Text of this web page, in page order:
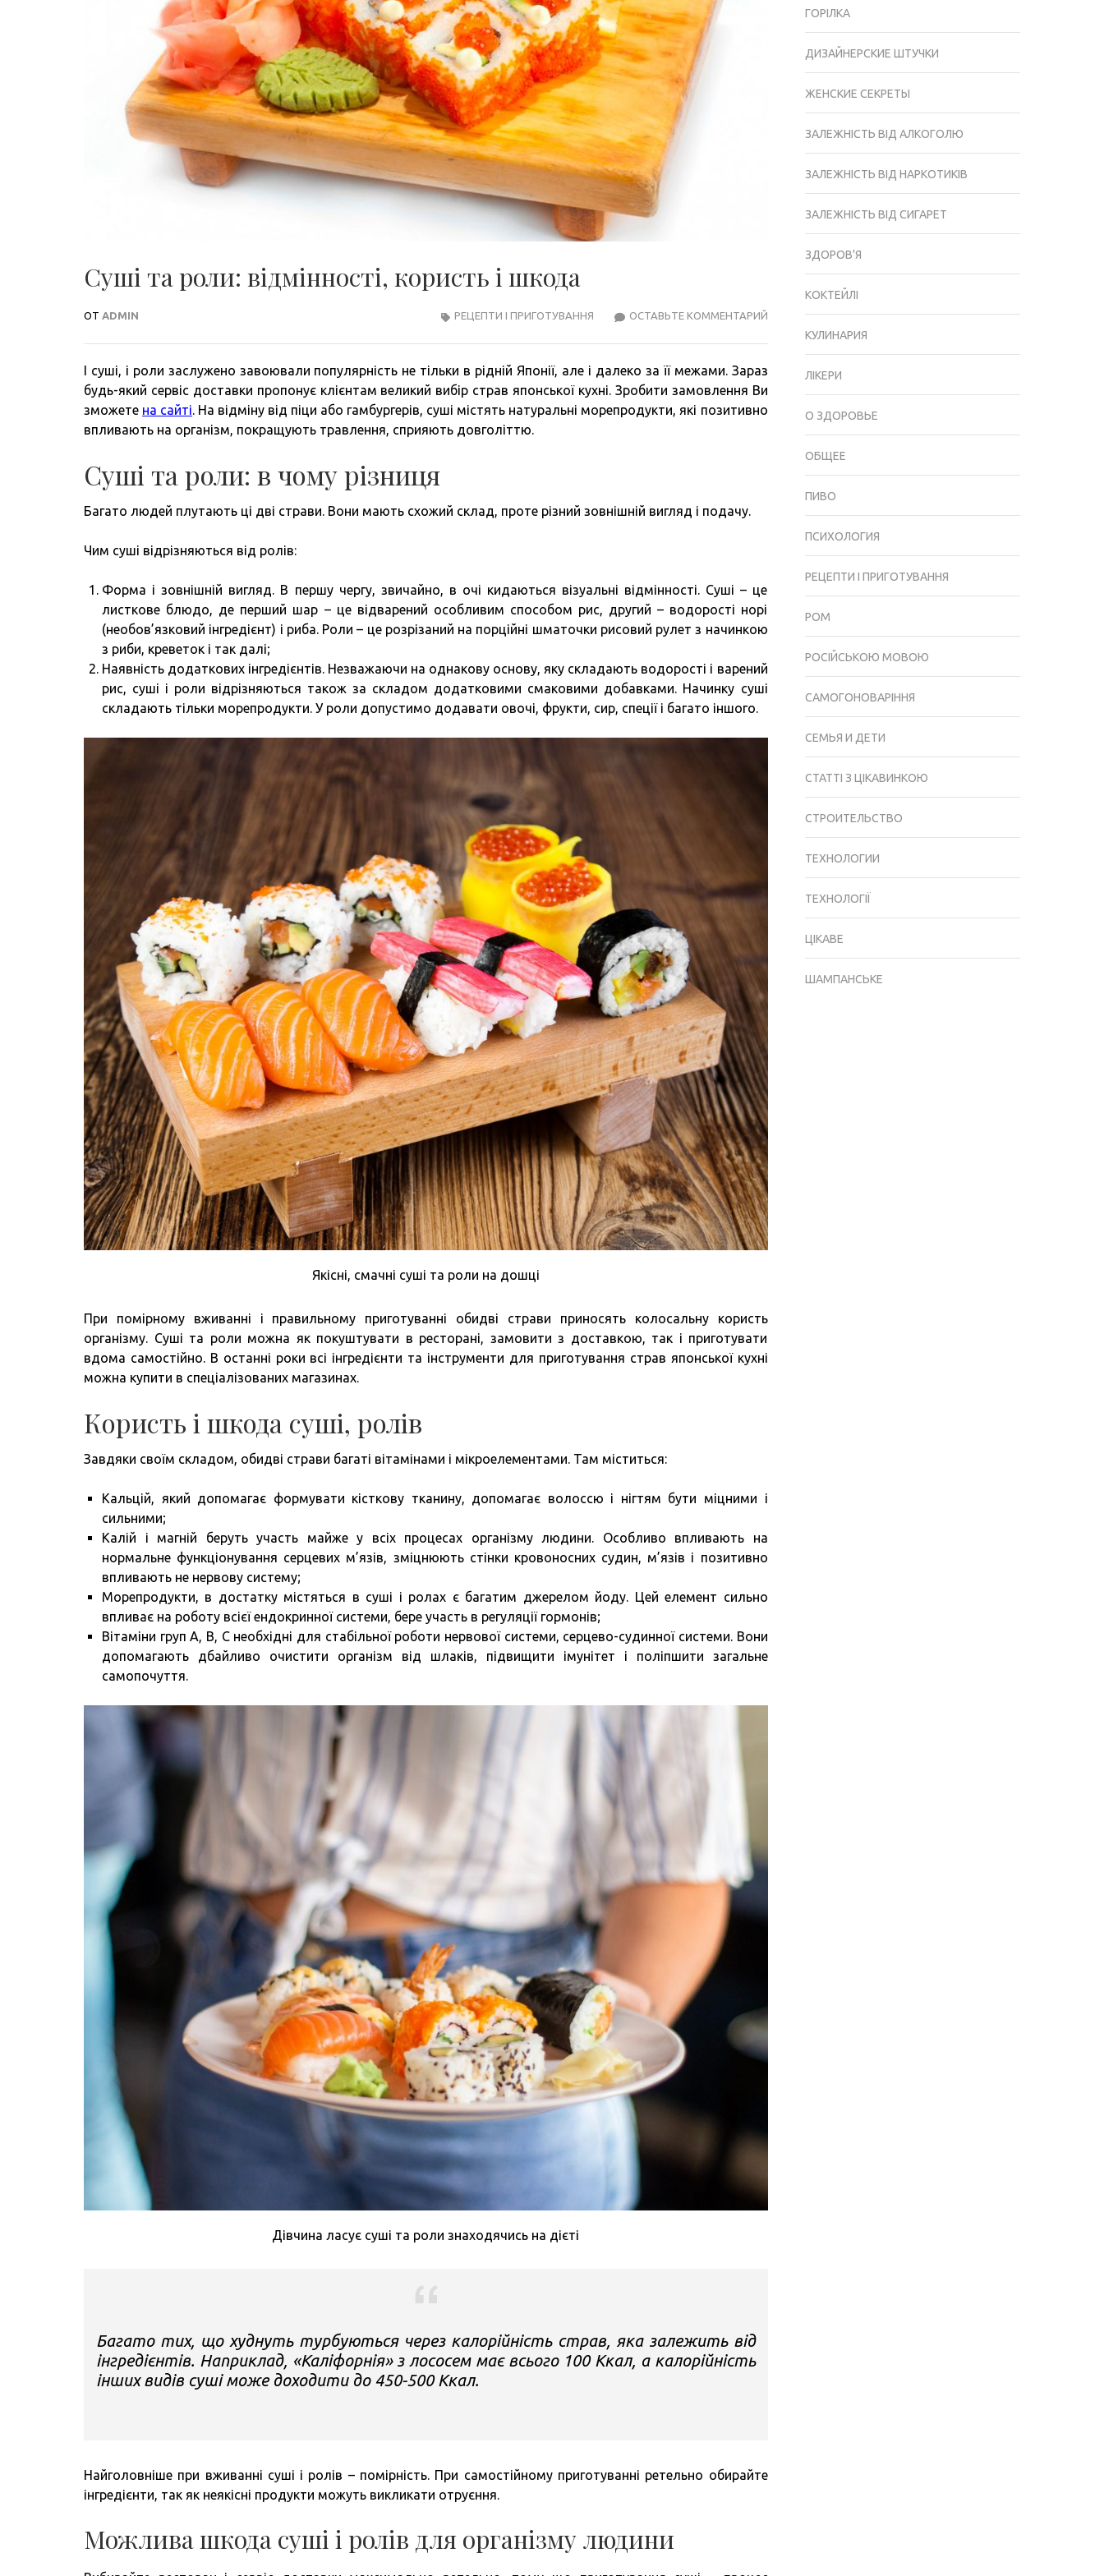
Суші та роли: відмінності, користь і шкода
ОТ ADMIN ОСТАВЬТЕ КОММЕНТАРИЙ
ВІДМІННОСТІ,
КОРИСТЬ
ШКОДА
РЕЦЕПТИ І ПРИГОТУВАННЯ
І суші, і роли заслужено завоювали популярність не тільки в рідній Японії, але і далеко за її межами. Зараз
будь-який сервіс доставки пропонує клієнтам великий вибір страв японської кухні. Зробити замовлення Ви
зможете на сайті. На відміну від піци або гамбургерів, суші містять натуральні морепродукти, які позитивно
впливають на організм, покращують травлення, сприяють довголіттю.
Суші та роли: в чому різниця
Багато людей плутають ці дві страви. Вони мають схожий склад, проте різний зовнішній вигляд і подачу.
Чим суші відрізняються від ролів:
Форма і зовнішній вигляд. В першу чергу, звичайно, в очі кидаються візуальні відмінності. Суші – це
листкове блюдо, де перший шар – це відварений особливим способом рис, другий – водорості норі
(необов’язковий інгредієнт) і риба. Роли – це розрізаний на порційні шматочки рисовий рулет з начинкою
з риби, креветок і так далі;
Наявність додаткових інгредієнтів. Незважаючи на однакову основу, яку складають водорості і варений
рис, суші і роли відрізняються також за складом додатковими смаковими добавками. Начинку суші
складають тільки морепродукти. У роли допустимо додавати овочі, фрукти, сир, спеції і багато іншого.
Якісні, смачні суші та роли на дошці
При помірному вживанні і правильному приготуванні обидві страви приносять колосальну користь
організму. Суші та роли можна як покуштувати в ресторані, замовити з доставкою, так і приготувати
вдома самостійно. В останні роки всі інгредієнти та інструменти для приготування страв японської кухні
можна купити в спеціалізованих магазинах.
Користь і шкода суші, ролів
Завдяки своїм складом, обидві страви багаті вітамінами і мікроелементами. Там міститься:
Кальцій, який допомагає формувати кісткову тканину, допомагає волоссю і нігтям бути міцними і
сильними;
Калій і магній беруть участь майже у всіх процесах організму людини. Особливо впливають на
нормальне функціонування серцевих м’язів, зміцнюють стінки кровоносних судин, м’язів і позитивно
впливають не нервову систему;
Морепродукти, в достатку містяться в суші і ролах є багатим джерелом йоду. Цей елемент сильно
впливає на роботу всієї ендокринної системи, бере участь в регуляції гормонів;
Вітаміни груп А, В, С необхідні для стабільної роботи нервової системи, серцево-судинної системи. Вони
допомагають дбайливо очистити організм від шлаків, підвищити імунітет і поліпшити загальне
самопочуття.
Дівчина ласує суші та роли знаходячись на дієті
Багато тих, що худнуть турбуються через калорійність страв, яка залежить від
інгредієнтів. Наприклад, «Каліфорнія» з лососем має всього 100 Ккал, а калорійність
інших видів суші може доходити до 450-500 Ккал.
Найголовніше при вживанні суші і ролів – помірність. При самостійному приготуванні ретельно обирайте
інгредієнти, так як неякісні продукти можуть викликати отруєння.
Можлива шкода суші і ролів для організму людини
ГОРІЛКА
ДИЗАЙНЕРСКИЕ ШТУЧКИ
ЖЕНСКИЕ СЕКРЕТЫ
ЗАЛЕЖНІСТЬ ВІД АЛКОГОЛЮ
ЗАЛЕЖНІСТЬ ВІД НАРКОТИКІВ
ЗАЛЕЖНІСТЬ ВІД СИГАРЕТ
ЗДОРОВ'Я
КОКТЕЙЛІ
КУЛИНАРИЯ
ЛІКЕРИ
О ЗДОРОВЬЕ
ОБЩЕЕ
ПИВО
ПСИХОЛОГИЯ
РЕЦЕПТИ І ПРИГОТУВАННЯ
РОМ
РОСІЙСЬКОЮ МОВОЮ
САМОГОНОВАРІННЯ
СЕМЬЯ И ДЕТИ
СТАТТІ З ЦІКАВИНКОЮ
СТРОИТЕЛЬСТВО
ТЕХНОЛОГИИ
ТЕХНОЛОГІЇ
ЦІКАВЕ
ШАМПАНСЬКЕ